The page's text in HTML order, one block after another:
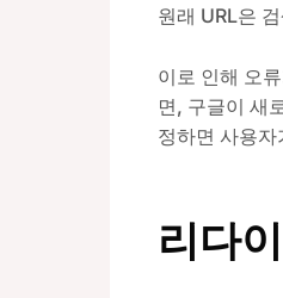
원래 URL은
이로 인해 오
면, 구글이 새
정하면 사용
리다